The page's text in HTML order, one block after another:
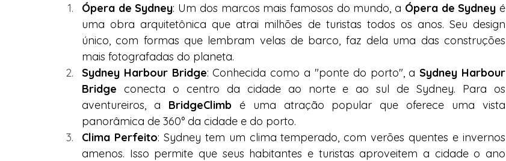
Ópera de Sydney: Um dos marcos mais famosos do mundo, a Ópera de Sydney é
uma obra arquitetônica que atrai milhões de turistas todos os anos. Seu design
único, com formas que lembram velas de barco, faz dela uma das construções
mais fotografadas do planeta.
Sydney Harbour Bridge: Conhecida como a "ponte do porto", a Sydney Harbour
Bridge conecta o centro da cidade ao norte e ao sul de Sydney. Para os
aventureiros, a BridgeClimb é uma atração popular que oferece uma vista
panorâmica de 360° da cidade e do porto.
Clima Perfeito: Sydney tem um clima temperado, com verões quentes e invernos
amenos. Isso permite que seus habitantes e turistas aproveitem a cidade o ano